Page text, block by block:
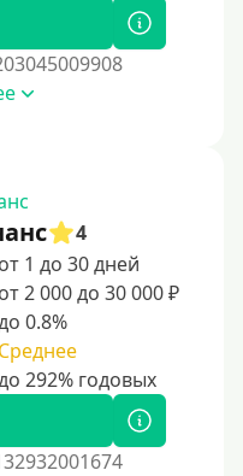
(Unistream)
4
от 1 до 30 дней
от 2 000 до 30 000 ₽
0.8%
Среднее